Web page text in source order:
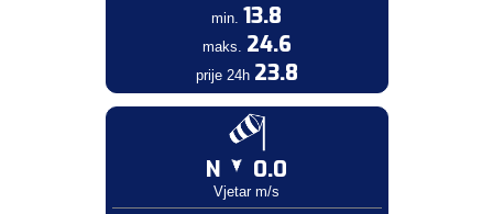
min. 13.8
maks. 24.6
prije 24h 23.8
N 0.0
Vjetar m/s